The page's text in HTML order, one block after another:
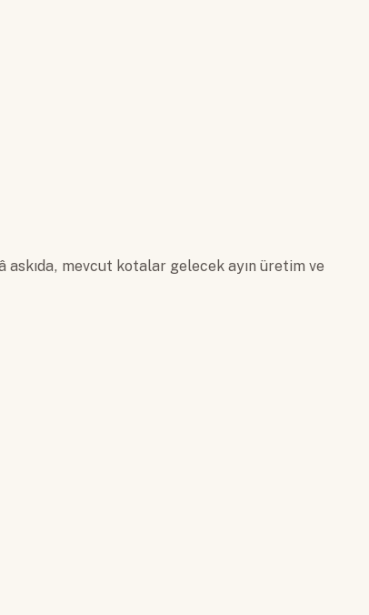
askıda, mevcut kotalar gelecek ayın üretim ve